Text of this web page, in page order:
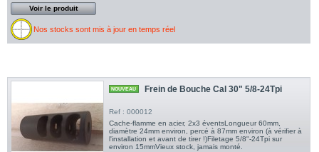
Voir le produit
Nos stocks sont mis à jour en temps réel
NOUVEAU Frein de Bouche Cal 30" 5/8-24Tpi
Ref : 000012
Cache-flamme en acier, 2x3 éventsLongueur 60mm,
diamètre 24mm environ, percé à 87mm environ (à vérifier à
l'installation et avant de tirer !)Filetage 5/8"-24Tpi sur
environ 15mmVieux stock, jamais monté.